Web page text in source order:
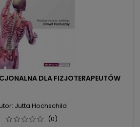
DLA FIZJOTERAPEUTÓW
Jutta Hochschild
(0)